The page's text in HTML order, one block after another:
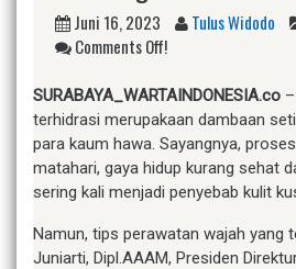
Juni 16, 2023 Tulus Widodo
Comments Off!
SURABAYA_WARTAINDONESIA.co
terhidrasi merupakaan dambaan
para kaum hawa. Sayangnya,
matahari, gaya hidup kurang sehat
sering kali menjadi penyebab kulit
Namun, tips perawatan wajah yang
Juniarti, Dipl.AAAM, Presiden